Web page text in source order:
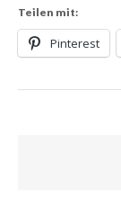
Teilen mit:
Pinterest